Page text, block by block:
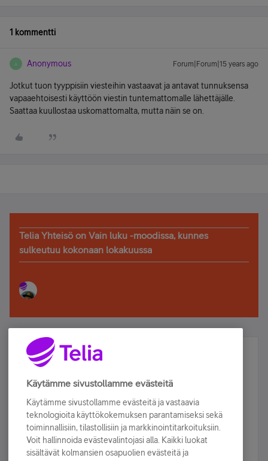
1 kommentti
A Anonymous Forum|Forum|15 years ago
Jotkut tuon tyyppisiin viesteihin vastaavat ja antavat tunnuksensa
vapaaehtoisesti käyttöön viestin tuntemattomalle lähettäjälle.
Saattaa kuullostaa uskomattomalta, mutta näin se on.
Telia Yhteisö on Vain luku -moodissa, kunnes
sulkeutuu kokonaan lokakuussa
Älä jää paitsi – osallistu ja voita!
Tilaa Telian uutiskirje ja olet mukana arvonnassa.
sähköpostiisi.
Tilaa nyt
Käytämme sivustollamme evästeitä
Käytämme sivustollamme evästeitä ja vastaavia
teknologioita käyttökokemuksen parantamiseksi sekä
toiminnallisiin, tilastollisiin ja markkinointitarkoituksiin.
Voit hallinnoida evästevalintojasi alla. Kaikki luokat
sisältävät kolmansien osapuolien evästeitä ja